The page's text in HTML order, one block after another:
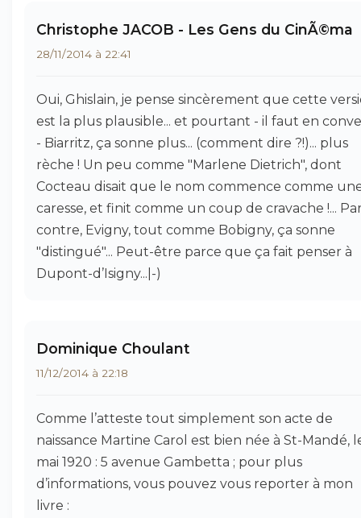
Christophe JACOB - Les Gens du CinÃ©ma
28/11/2014 à 22:41
Oui, Ghislain, je pense sincèrement que cette
est la plus plausible... et pourtant - il faut en
- Biarritz, ça sonne plus... (comment dire ?!)... plus
rèche ! Un peu comme "Marlene Dietrich", dont
Cocteau disait que le nom commence comme
caresse, et finit comme un coup de cravache !...
contre, Evigny, tout comme Bobigny, ça sonne
"distingué"... Peut-être parce que ça fait penser à
Dupont-d’Isigny...|-)
Dominique Choulant
11/12/2014 à 22:18
Comme l’atteste tout simplement son acte de
naissance Martine Carol est bien née à St-Mandé,
mai 1920 : 5 avenue Gambetta ; pour plus
d’informations, vous pouvez vous reporter à mon
livre :